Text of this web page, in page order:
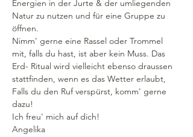
Energien in der Jurte & der umliegenden
Natur zu nutzen und für eine Gruppe zu
öffnen.
Nimm' gerne eine Rassel oder Trommel
mit, falls du hast, ist aber kein Muss. Das
Erd- Ritual wird vielleicht ebenso draussen
stattfinden, wenn es das Wetter erlaubt,
Falls du den Ruf verspürst, komm' gerne
dazu!
Ich freu' mich auf dich!
Angelika